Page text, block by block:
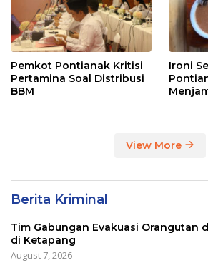
Pemkot Pontianak Kritisi
Pertamina Soal Distribusi
BBM
Ironi
View More
Berita Kriminal
Tim Gabungan Evakuasi Orangutan
di Ketapang
August 7, 2026